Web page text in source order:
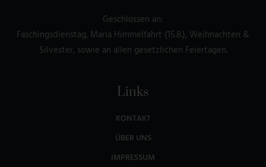
Geschlossen an:
Faschingsdienstag, Maria Himmelfahrt (15.8.), Weihnachten &
Silvester, sowie an allen gesetzlichen Feiertagen.
Links
KONTAKT
ÜBER UNS
IMPRESSUM